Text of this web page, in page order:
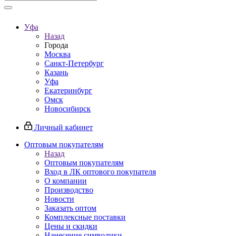
Уфа
Назад
Города
Москва
Санкт-Петербург
Казань
Уфа
Екатеринбург
Омск
Новосибирск
Личный кабинет
Оптовым покупателям
Назад
Оптовым покупателям
Вход в ЛК оптового покупателя
О компании
Производство
Новости
Заказать оптом
Комплексные поставки
Цены и скидки